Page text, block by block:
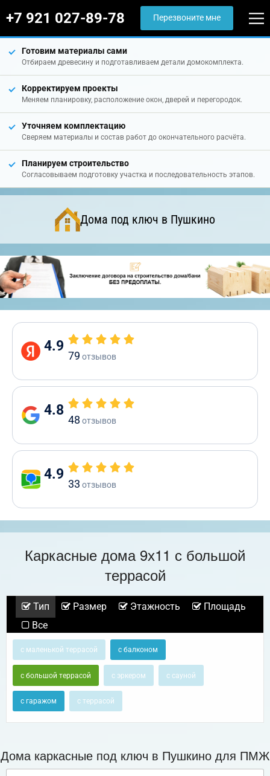
+7 921 027-89-78 Перезвоните мне
Готовим материалы сами
Отбираем древесину и подготавливаем детали домокомплекта.
Корректируем проекты
Меняем планировку, расположение окон, дверей и перегородок.
Уточняем комплектацию
Сверяем материалы и состав работ до окончательного расчёта.
Планируем строительство
Согласовываем подготовку участка и последовательность этапов.
Дома под ключ в Пушкино
4.9
79 отзывов
4.8
48 отзывов
4.9
33 отзывов
Каркасные дома 9х11 с большой
террасой
Тип Размер Этажность
Площадь
Все
с маленькой террасой с балконом
с большой террасой с эркером с сауной
с гаражом с террасой
Дома каркасные под ключ в Пушкино для ПМЖ